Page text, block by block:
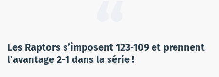
Les Raptors s’imposent 123-109 et prennent
l’avantage 2-1 dans la série !